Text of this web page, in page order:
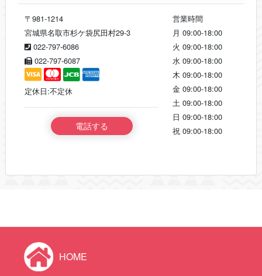
〒981-1214
宮城県名取市杉ケ袋尻田村29‐3
022-797-6086
022-797-6087
定休日:不定休
電話する
営業時間
月 09:00-18:00
火 09:00-18:00
水 09:00-18:00
木 09:00-18:00
金 09:00-18:00
土 09:00-18:00
日 09:00-18:00
祝 09:00-18:00
HOME